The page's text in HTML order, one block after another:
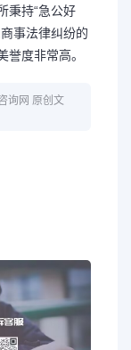
秉持“急公好
事法律纠纷的
度非常高。
询网 原创文